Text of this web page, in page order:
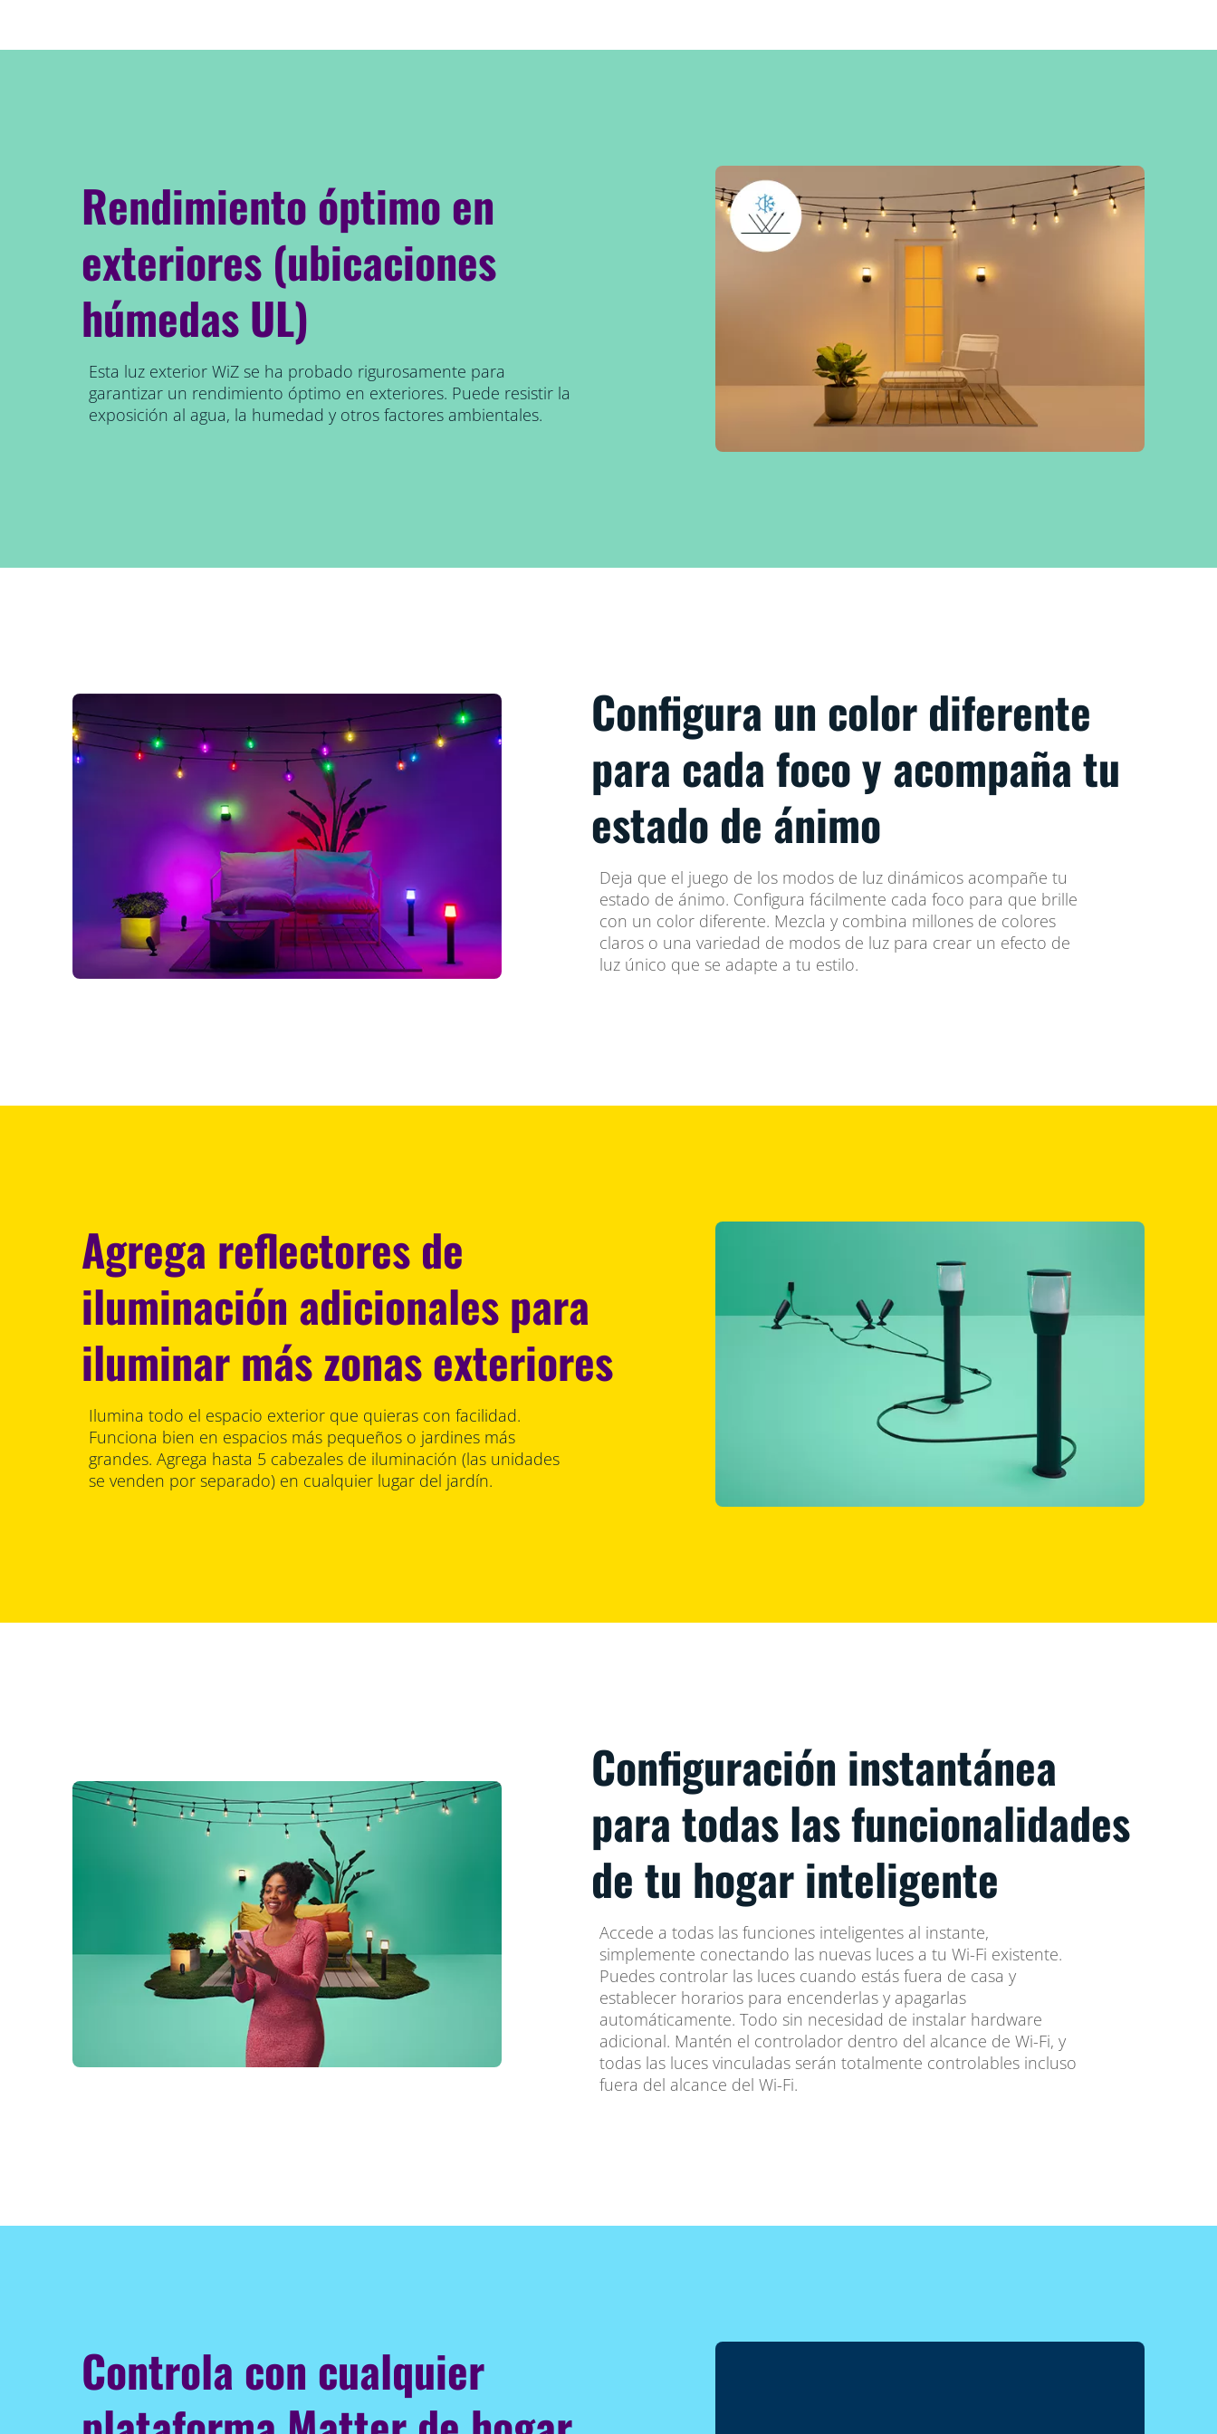
Rendimiento óptimo en
exteriores (ubicaciones
húmedas UL)
Esta luz exterior WiZ se ha probado rigurosamente para
garantizar un rendimiento óptimo en exteriores. Puede resistir la
exposición al agua, la humedad y otros factores ambientales.
Configura un color diferente
para cada foco y acompaña tu
estado de ánimo
Deja que el juego de los modos de luz dinámicos acompañe tu
estado de ánimo. Configura fácilmente cada foco para que brille
con un color diferente. Mezcla y combina millones de colores
claros o una variedad de modos de luz para crear un efecto de
luz único que se adapte a tu estilo.
Agrega reflectores de
iluminación adicionales para
iluminar más zonas exteriores
Ilumina todo el espacio exterior que quieras con facilidad.
Funciona bien en espacios más pequeños o jardines más
grandes. Agrega hasta 5 cabezales de iluminación (las unidades
se venden por separado) en cualquier lugar del jardín.
Configuración instantánea
para todas las funcionalidades
de tu hogar inteligente
Accede a todas las funciones inteligentes al instante,
simplemente conectando las nuevas luces a tu Wi-Fi existente.
Puedes controlar las luces cuando estás fuera de casa y
establecer horarios para encenderlas y apagarlas
automáticamente. Todo sin necesidad de instalar hardware
adicional. Mantén el controlador dentro del alcance de Wi-Fi, y
todas las luces vinculadas serán totalmente controlables incluso
fuera del alcance del Wi-Fi.
Controla con cualquier